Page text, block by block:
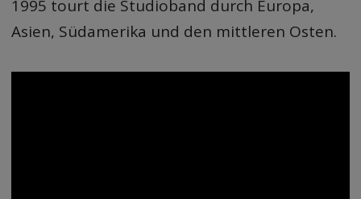
1995 tourt die Studioband durch Europa,
Asien, Südamerika und den mittleren Osten.